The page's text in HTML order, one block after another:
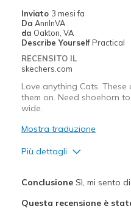
Width
Sizing
View On Shoes
I'm Into
Inviato 3 mesi fa
Da AnnInVA
da Oakton, VA
Describe Yourself Practical
RECENSITO IL
skechers.com
Love anything Cats.
them on. Need shoehorn
wide.
Mostra traduzione
Più dettagli
ConclusioneSì, mi sento
Questa recensione è